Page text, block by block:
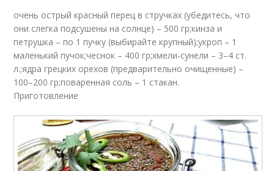
очень острый красный перец в стручках (убедитесь, что
они слегка подсушены на солнце) – 500 гр;кинза и
петрушка – по 1 пучку (выбирайте крупный);укроп – 1
маленький пучок;чеснок – 400 гр;хмели-сунели – 3–4 ст.
л.;ядра грецких орехов (предварительно очищенные) –
100–200 гр;поваренная соль – 1 стакан.
Приготовление